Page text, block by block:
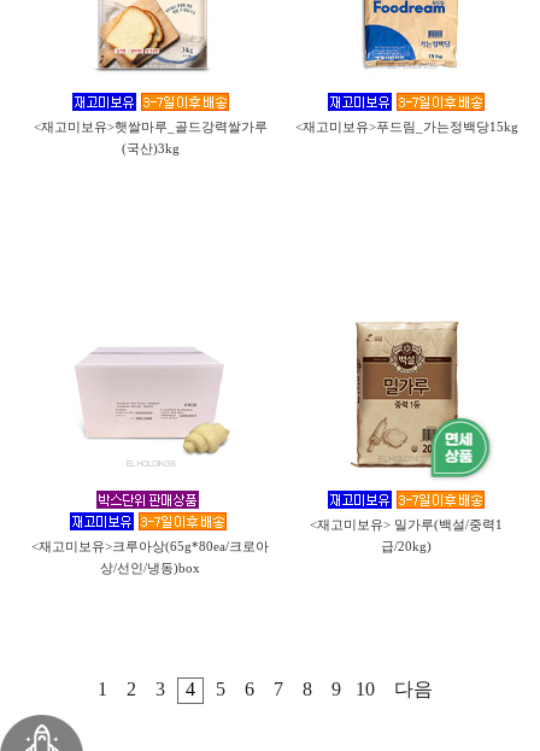
<재고미보유>햇쌀마루_골드강력쌀가루
(국산)3kg
<재고미보유>푸드림_가는정백당15kg
<재고미보유>크루아상(65g*80ea/크로아
상/선인/냉동)box
<재고미보유> 밀가루(백설/중력1
급/20kg)
1 2 3 4 5 6 7 8 9 10 다음